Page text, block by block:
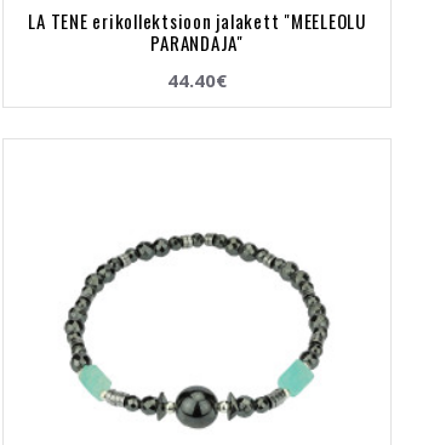
LA TENE erikollektsioon jalakett "MEELEOLU
PARANDAJA"
44.40€